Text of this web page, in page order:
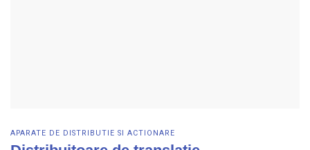
APARATE DE DISTRIBUTIE SI ACTIONARE